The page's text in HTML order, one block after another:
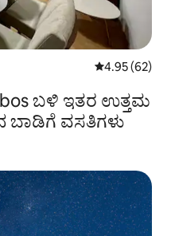
5 ರಲ್ಲಿ 4.95
4.95 (62)
ಬಳಿ ಇತರ ಉತ್ತಮ
ಬಾಡಿಗೆ ವಸತಿಗಳು